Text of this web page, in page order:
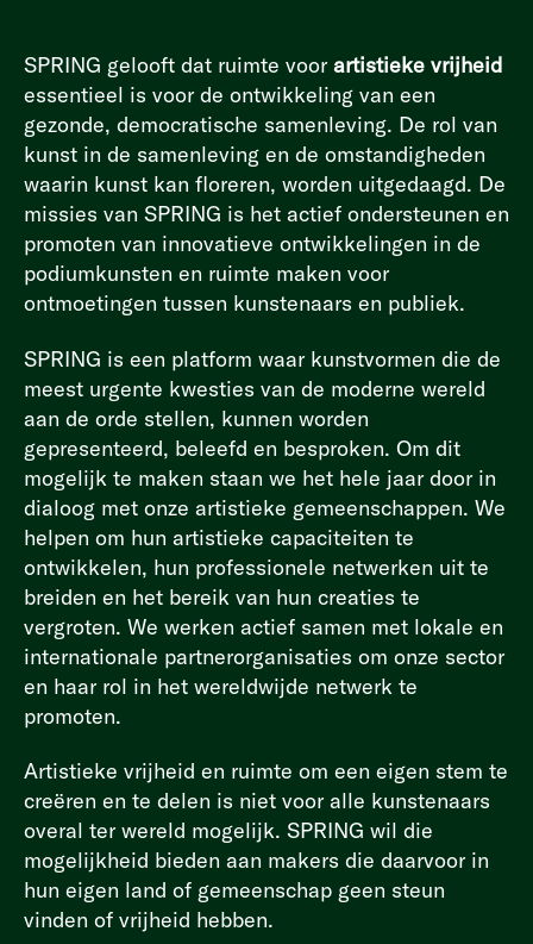
SPRING gelooft dat ruimte voor artistieke vrijheid
essentieel is voor de ontwikkeling van een
gezonde, democratische samenleving. De rol van
kunst in de samenleving en de omstandigheden
waarin kunst kan floreren, worden uitgedaagd. De
missies van SPRING is het actief ondersteunen en
promoten van innovatieve ontwikkelingen in de
podiumkunsten en ruimte maken voor
ontmoetingen tussen kunstenaars en publiek.
SPRING is een platform waar kunstvormen die de
meest urgente kwesties van de moderne wereld
aan de orde stellen, kunnen worden
gepresenteerd, beleefd en besproken. Om dit
mogelijk te maken staan we het hele jaar door in
dialoog met onze artistieke gemeenschappen. We
helpen om hun artistieke capaciteiten te
ontwikkelen, hun professionele netwerken uit te
breiden en het bereik van hun creaties te
vergroten. We werken actief samen met lokale en
internationale partnerorganisaties om onze sector
en haar rol in het wereldwijde netwerk te
promoten.
Artistieke vrijheid en ruimte om een eigen stem te
creëren en te delen is niet voor alle kunstenaars
overal ter wereld mogelijk. SPRING wil die
mogelijkheid bieden aan makers die daarvoor in
hun eigen land of gemeenschap geen steun
vinden of vrijheid hebben.